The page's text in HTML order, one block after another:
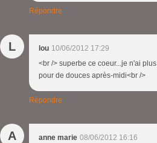
Répondre
L lou 10/06/2012 17:29
<br /> superbe ce coeur...je n'ai
pour de douces après-midi<br />
Répondre
A anne marie 08/06/2012 16:16